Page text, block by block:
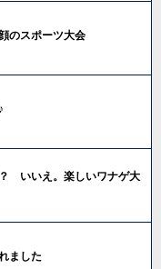
のスポーツ大会
いいえ。楽しいワナゲ大
ました